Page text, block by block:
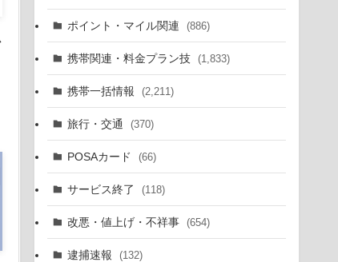
ポイント・マイル関連 (886)
携帯関連・料金プラン技 (1,833)
携帯一括情報 (2,211)
旅行・交通 (370)
POSAカード (66)
サービス終了 (118)
改悪・値上げ・不祥事 (654)
逮捕速報 (132)